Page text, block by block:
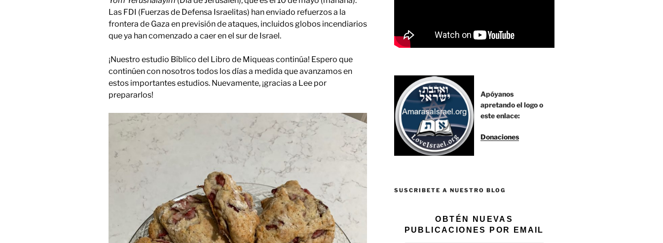
Las FDI (Fuerzas de Defensa Israelitas) han enviado refuerzos a la
frontera de Gaza en previsión de ataques, incluidos globos incendiarios
que ya han comenzado a caer en el sur de Israel.
¡Nuestro estudio Bíblico del Libro de Miqueas continúa! Espero que
continúen con nosotros todos los días a medida que avanzamos en
estos importantes estudios. Nuevamente, ¡gracias a Lee por
prepararlos!
Apóyanos
apretando el logo o
este enlace:
Donaciones
SUSCRIBETE A NUESTRO BLOG
OBTÉN NUEVAS
PUBLICACIONES POR EMAIL